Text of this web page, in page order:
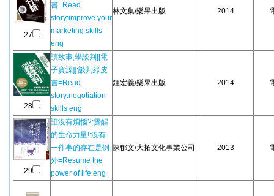
27
書=Read
story:improve your
marketing skills
eng
林文集/樂果出版 2014
28
讀故事,學談判[[電
子資源]]:談判綠皮
書=Read
story:negotiation
skills eng
鍾宏義/樂果出版 2014
29
誰沒有煩惱?:覺醒
的生命力量!:沒有
一件事的存在是例
外=Resume the
power of life eng
陳郁文/大拓文化事業公司 2013